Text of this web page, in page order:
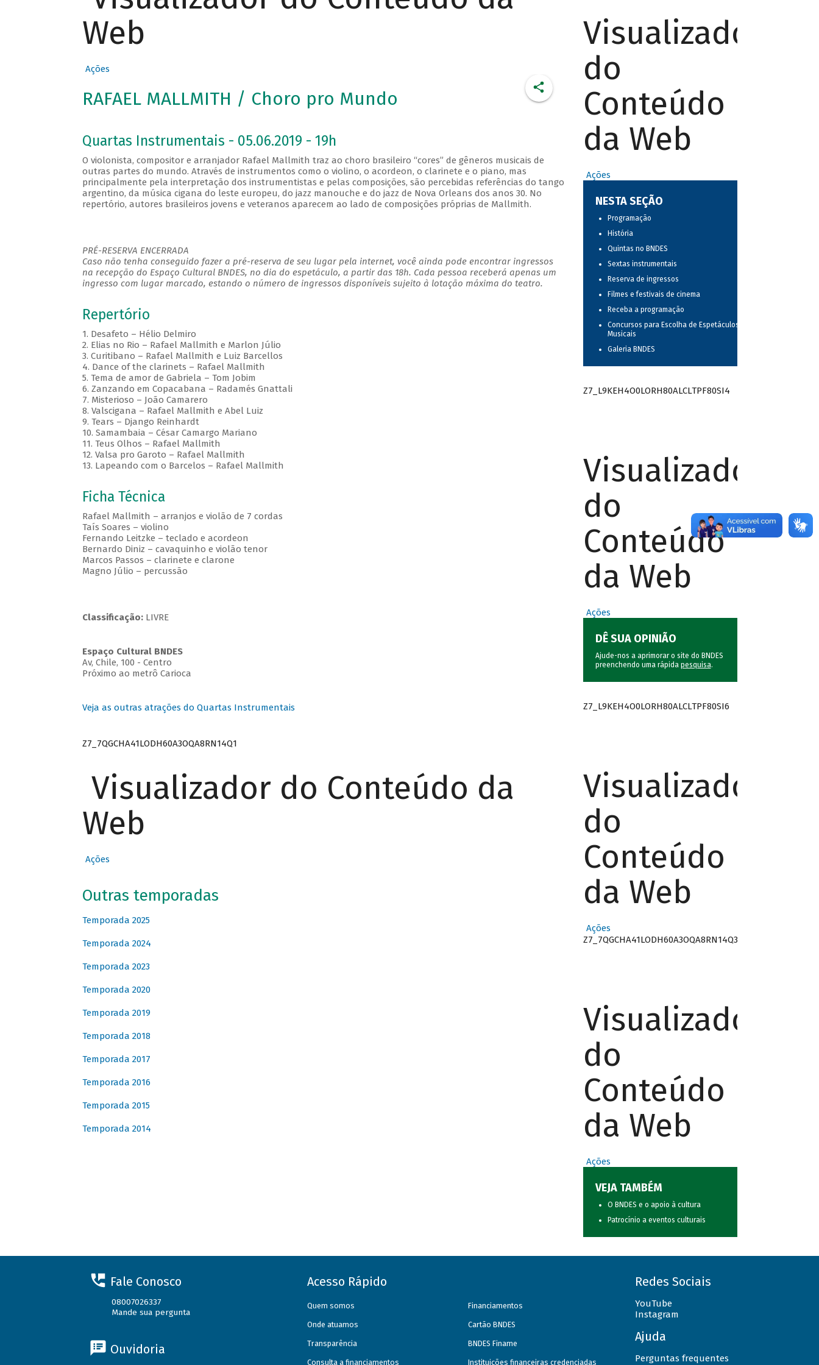
Web
Ações
RAFAEL MALLMITH / Choro pro Mundo
Quartas Instrumentais - 05.06.2019 - 19h
O violonista, compositor e arranjador Rafael Mallmith traz ao choro brasileiro “cores” de gêneros musicais de
outras partes do mundo. Através de instrumentos como o violino, o acordeon, o clarinete e o piano, mas
principalmente pela interpretação dos instrumentistas e pelas composições, são percebidas referências do tango
argentino, da música cigana do leste europeu, do jazz manouche e do jazz de Nova Orleans dos anos 30. No
repertório, autores brasileiros jovens e veteranos aparecem ao lado de composições próprias de Mallmith.
PRÉ-RESERVA ENCERRADA
Caso não tenha conseguido fazer a pré-reserva de seu lugar pela internet, você ainda pode encontrar ingressos
na recepção do Espaço Cultural BNDES, no dia do espetáculo, a partir das 18h. Cada pessoa receberá apenas um
ingresso com lugar marcado, estando o número de ingressos disponíveis sujeito à lotação máxima do teatro.
Repertório
1. Desafeto – Hélio Delmiro
2. Elias no Rio – Rafael Mallmith e Marlon Júlio
3. Curitibano – Rafael Mallmith e Luiz Barcellos
4. Dance of the clarinets – Rafael Mallmith
5. Tema de amor de Gabriela – Tom Jobim
6. Zanzando em Copacabana – Radamés Gnattali
7. Misterioso – João Camarero
8. Valscigana – Rafael Mallmith e Abel Luiz
9. Tears – Django Reinhardt
10. Samambaia – César Camargo Mariano
11. Teus Olhos – Rafael Mallmith
12. Valsa pro Garoto – Rafael Mallmith
13. Lapeando com o Barcelos – Rafael Mallmith
Ficha Técnica
Rafael Mallmith – arranjos e violão de 7 cordas
Taís Soares – violino
Fernando Leitzke – teclado e acordeon
Bernardo Diniz – cavaquinho e violão tenor
Marcos Passos – clarinete e clarone
Magno Júlio – percussão
Classificação: LIVRE
Espaço Cultural BNDES
Av, Chile, 100 - Centro
Próximo ao metrô Carioca
Veja as outras atrações do Quartas Instrumentais
Z7_7QGCHA41LODH60A3OQA8RN14Q1
Visualizador do Conteúdo da
Web
Ações
Outras temporadas
Temporada 2025
Temporada 2024
Temporada 2023
Temporada 2020
Temporada 2019
Temporada 2018
Temporada 2017
Temporada 2016
Temporada 2015
Temporada 2014
Visualizador
do
Conteúdo
da Web
Ações
NESTA SEÇÃO
Programação
História
Quintas no BNDES
Sextas instrumentais
Reserva de ingressos
Filmes e festivais de cinema
Receba a programação
Concursos para Escolha de Espetáculos
Musicais
Galeria BNDES
Z7_L9KEH4O0LORH80ALCLTPF80SI4
Visualizador
do
Conteúdo
da Web
Ações
DÊ SUA OPINIÃO
Ajude-nos a aprimorar o site do BNDES
preenchendo uma rápida pesquisa.
Z7_L9KEH4O0LORH80ALCLTPF80SI6
Visualizador
do
Conteúdo
da Web
Ações
Z7_7QGCHA41LODH60A3OQA8RN14Q3
Visualizador
do
Conteúdo
da Web
Ações
VEJA TAMBÉM
O BNDES e o apoio à cultura
Patrocínio a eventos culturais
Fale Conosco
08007026337
Mande sua pergunta
Ouvidoria
Acesso Rápido
Quem somos
Onde atuamos
Transparência
Consulta a financiamentos
Financiamentos
Cartão BNDES
BNDES Finame
Instituições financeiras credenciadas
Redes Sociais
YouTube
Instagram
Ajuda
Perguntas frequentes